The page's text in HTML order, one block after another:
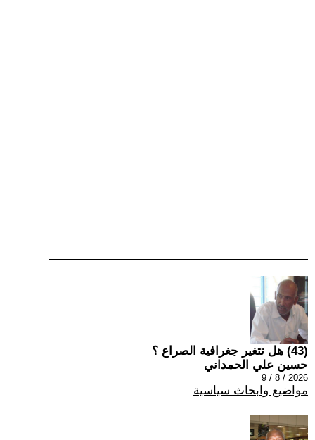
(43) هل تتغير جغرافية الصراع ؟
حسين علي الحمداني
2026 / 8 / 9
مواضيع وابحاث سياسية